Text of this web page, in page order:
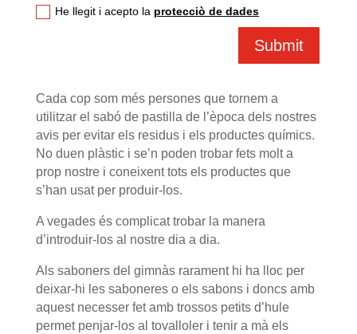
He llegit i acepto la protecciò de dades
Submit
Cada cop som més persones que tornem a
utilitzar el sabó de pastilla de l’època dels nostres
avis per evitar els residus i els productes químics.
No duen plàstic i se’n poden trobar fets molt a
prop nostre i coneixent tots els productes que
s’han usat per produir-los.
A vegades és complicat trobar la manera
d’introduir-los al nostre dia a dia.
Als saboners del gimnàs rarament hi ha lloc per
deixar-hi les saboneres o els sabons i doncs amb
aquest necesser fet amb trossos petits d’hule
permet penjar-los al tovalloler i tenir a mà els